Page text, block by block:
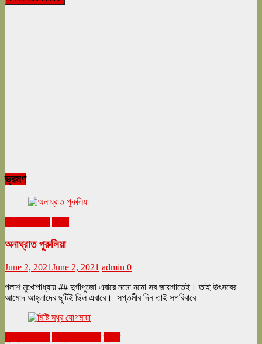
ভ্রমণ
অনাঘ্রাত পুরুলিয়া
June 2, 2021June 2, 2021 admin 0
পলাশ মুখোপাধ্যায় ## দুর্গাপুজো এবারে নমো নমো সব জায়গাতেই। তাই উৎসবের
আমোদ আহ্লাদের ছুটিই ছিল এবারে। সপ্তমীর দিন তাই সপরিবারে